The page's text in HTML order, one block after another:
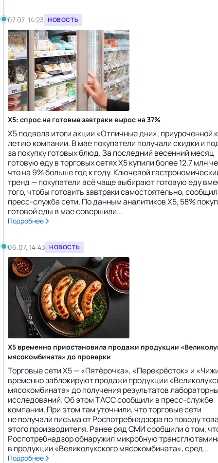
07.07, 14:23 НОВОСТЬ
X5: спрос на готовые завтраки вырос на 37%
X5 подвела итоги акции «Отличные дни», приуроченной
летию компании. В мае покупатели получали скидки и
за покупку готовых блюд. За последний весенний месяц
готовую еду в торговых сетях X5 купили более 12,7 млн
что на 9% больше год к году. Ключевой
тренд — покупатели всё чаще выбирают готовую еду
того, чтобы готовить завтраки самостоятельно,
пресс-служба сети. По данным аналитиков X5, 58%
готовой еды в мае совершили...
Подробнее
06.07, 14:43 НОВОСТЬ
X5 временно приостановила продажи продукции
мясокомбината» до проверки
Торговые сети Х5 — «Пятёрочка», «Перекрёсток» и
временно заблокируют продажи продукции
мясокомбината» до получения результатов
исследований. Об этом ТАСС сообщили в пресс-службе
компании. При этом там уточнили, что торговые сети
не получали письма от Роспотребнадзора по поводу
этого производителя. Ранее ряд СМИ сообщили о том,
Роспотребнадзор обнаружил микробную
в продукции «Великолукского мясокомбината», сред...
Подробнее